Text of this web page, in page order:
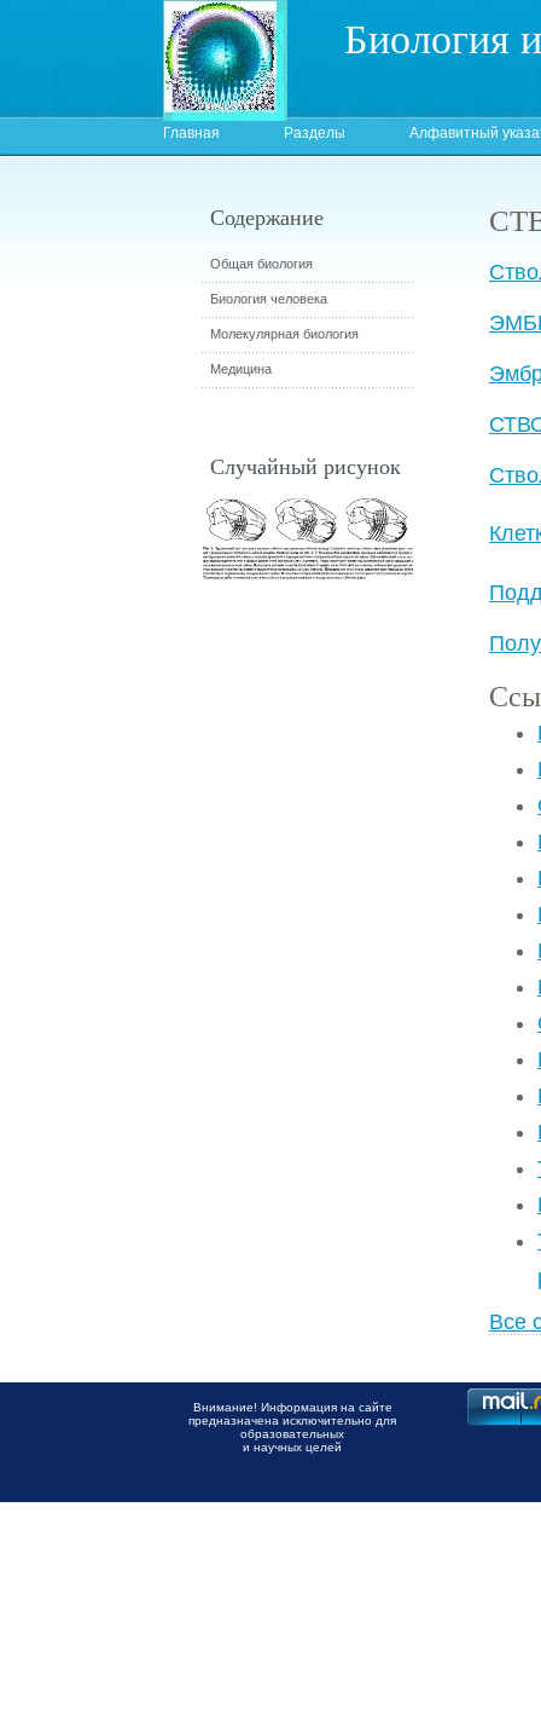
Биология
Главная Разделы Алфавитный
Все
Содержание
Общая биология
Биология человека
Молекулярная биология
Медицина
Случайный рисунок
Внимание! Информация на сайте
предназначена исключительно для
образовательных
и научных целей